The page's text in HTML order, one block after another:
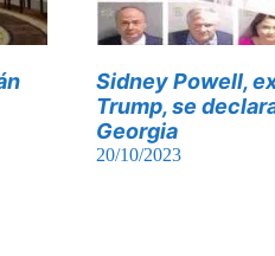
Sidney Powell,
Trump, se
Georgia
20/10/2023